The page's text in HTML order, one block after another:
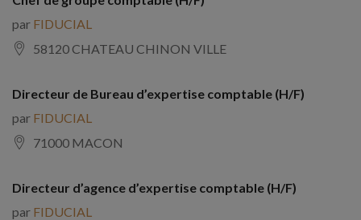
par FIDUCIAL
58120 CHATEAU CHINON VILLE
Directeur de Bureau d’expertise comptable (H/F)
par FIDUCIAL
71000 MACON
Directeur d’agence d’expertise comptable (H/F)
par FIDUCIAL